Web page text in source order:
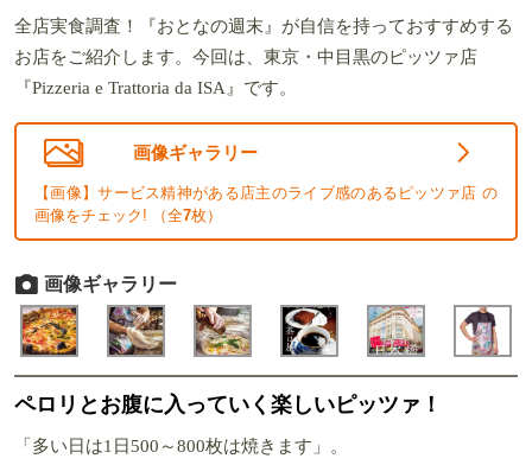
全店実食調査！『おとなの週末』が自信を持っておすすめする
お店をご紹介します。今回は、東京・中目黒のピッツァ店
『Pizzeria e Trattoria da ISA』です。
画像ギャラリー
【画像】サービス精神がある店主のライブ感のあるピッツァ店 の
画像をチェック! （全7枚）
画像ギャラリー
ペロリとお腹に入っていく楽しいピッツァ！
「多い日は1日500～800枚は焼きます」。